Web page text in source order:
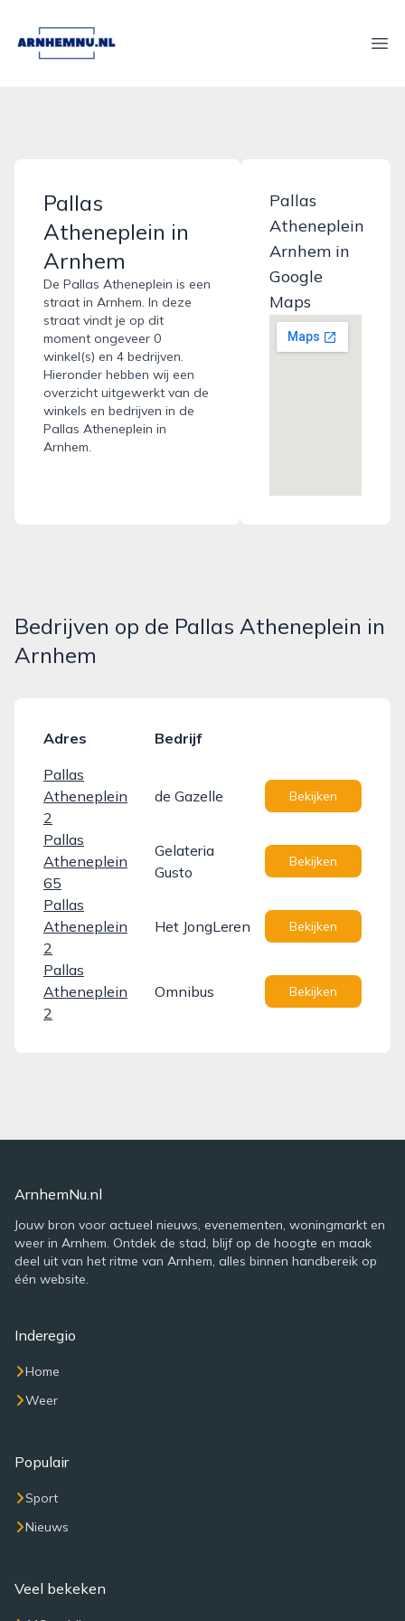
arnhemnu.nl
Pallas
Atheneplein in
Arnhem
De Pallas Atheneplein is een
straat in Arnhem. In deze
straat vindt je op dit
moment ongeveer 0
winkel(s) en 4 bedrijven.
Hieronder hebben wij een
overzicht uitgewerkt van de
winkels en bedrijven in de
Pallas Atheneplein in
Arnhem.
Pallas
Atheneplein
Arnhem in
Google
Maps
Bedrijven op de Pallas Atheneplein in
Arnhem
Adres
Bedrijf
Pallas
Atheneplein
2
de Gazelle Bekijken
Pallas
Atheneplein
65
Gelateria
Gusto
Bekijken
Pallas
Atheneplein
2
Het JongLeren Bekijken
Pallas
Atheneplein
2
Omnibus Bekijken
ArnhemNu.nl
Jouw bron voor actueel nieuws, evenementen, woningmarkt en
weer in Arnhem. Ontdek de stad, blijf op de hoogte en maak
deel uit van het ritme van Arnhem, alles binnen handbereik op
één website.
Inderegio
Home
Weer
Populair
Sport
Nieuws
Veel bekeken